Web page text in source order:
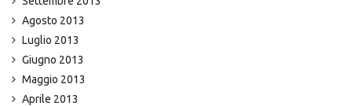
Agosto 2013
Luglio 2013
Giugno 2013
Maggio 2013
Aprile 2013